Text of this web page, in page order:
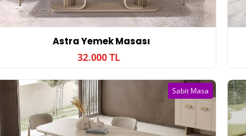
Astra Yemek Masası
32.000 TL
Sabit Masa